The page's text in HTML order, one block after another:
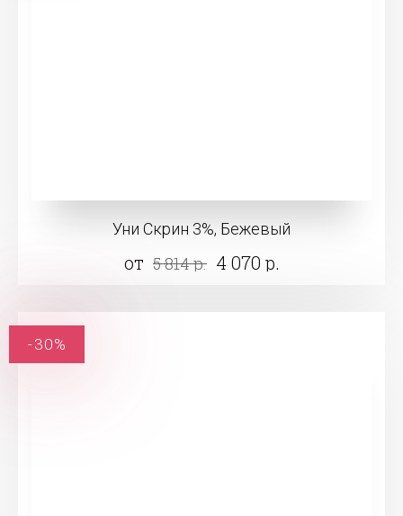
Уни Скрин 3%, Бежевый
от 5 814 р. 4 070 р.
-30%